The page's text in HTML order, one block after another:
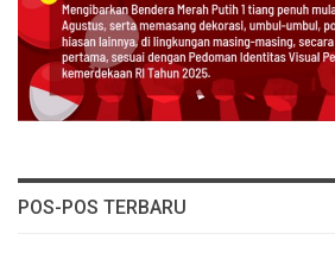
POS-POS TERBARU